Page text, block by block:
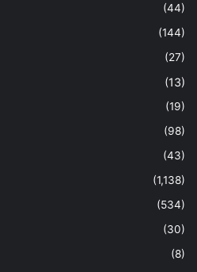
(44)
(144)
(27)
(13)
(19)
(98)
(43)
(1,138)
(534)
(30)
(8)